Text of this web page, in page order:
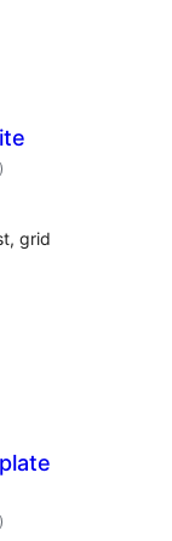
total
ratings
)
grid
total
ratings
)